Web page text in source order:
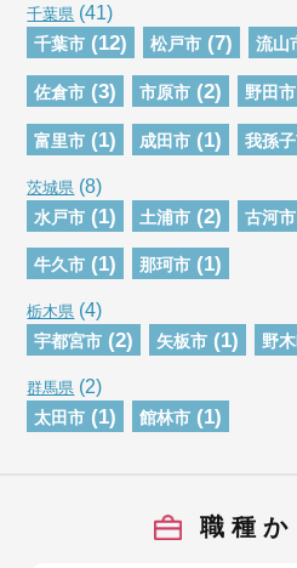
千葉県 (41)
千葉市 (12) 松戸市 (7) 流山
佐倉市 (3) 市原市 (2) 野田市
富里市 (1) 成田市 (1) 我孫
茨城県 (8)
水戸市 (1) 土浦市 (2) 古河市
牛久市 (1) 那珂市 (1)
栃木県 (4)
宇都宮市 (2) 矢板市 (1) 野
群馬県 (2)
太田市 (1) 館林市 (1)
職種